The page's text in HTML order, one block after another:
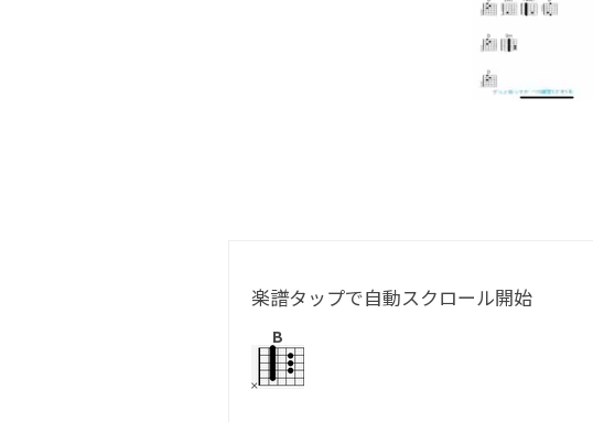
楽譜タップで自動スクロール開始
B